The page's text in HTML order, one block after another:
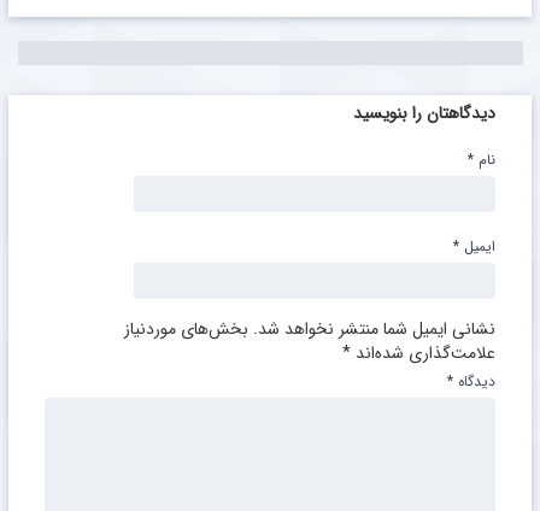
دیدگاهتان را بنویسید
نشانی ایمیل شما منتشر نخواهد شد. بخش‌های موردنیاز
علامت‌گذاری شده‌اند *
دیدگاه *
نام *
ایمیل *